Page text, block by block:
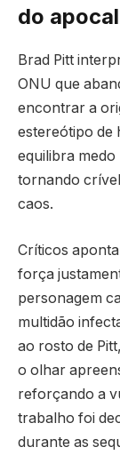
do
Brad Pitt
ONU que
encontrar a
estereótipo de
equilibra
tornando
caos.
Críticos
força
personagem
multidão
ao rosto de
o olhar
reforçando a
trabalho foi
durante as